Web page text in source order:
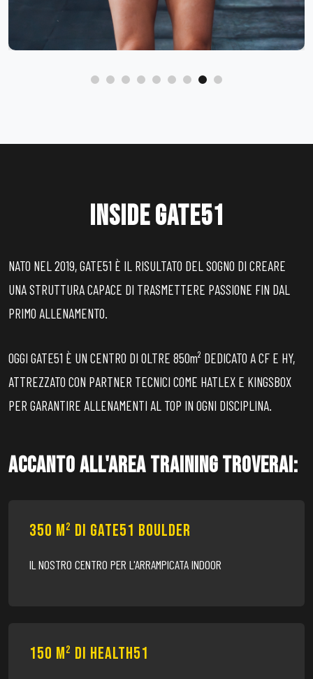
INSIDE GATE51
NATO NEL 2019, GATE51 È IL RISULTATO DEL SOGNO DI CREARE
UNA STRUTTURA CAPACE DI TRASMETTERE PASSIONE FIN DAL
PRIMO ALLENAMENTO.
OGGI GATE51 È UN CENTRO DI OLTRE 850m² DEDICATO A CF E HY,
ATTREZZATO CON PARTNER TECNICI COME HATLEX E KINGSBOX
PER GARANTIRE ALLENAMENTI AL TOP IN OGNI DISCIPLINA.
ACCANTO ALL'AREA TRAINING TROVERAI:
350 m² DI GATE51 BOULDER
IL NOSTRO CENTRO PER L'ARRAMPICATA INDOOR
150 m² DI HEALTH51